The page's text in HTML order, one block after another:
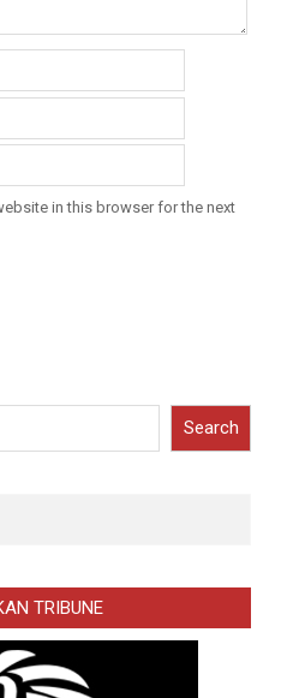
in this browser for the next
Search
TRIBUNE